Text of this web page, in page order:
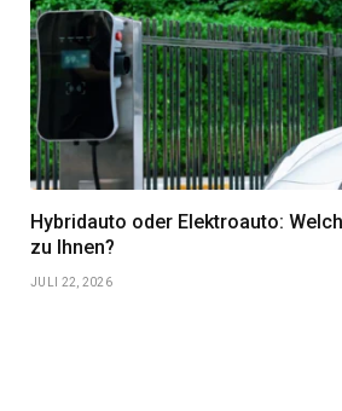
Hybridauto oder Elektroauto:
zu Ihnen?
JULI 22, 2026